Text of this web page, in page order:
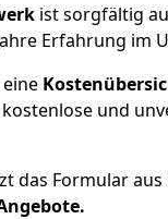
ist sorgfältig
Erfahrung im
und
das Formular